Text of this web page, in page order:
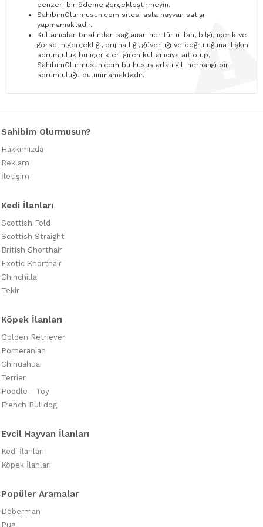
benzeri bir ödeme gerçekleştirmeyin.
SahibimOlurmusun.com sitesi asla hayvan satışı
yapmamaktadır.
Kullanıcılar tarafından sağlanan her türlü ilan, bilgi, içerik ve
görselin gerçekliği, orijinalliği, güvenliği ve doğruluğuna ilişkin
sorumluluk bu içerikleri giren kullanıcıya ait olup,
SahibimOlurmusun.com bu hususlarla ilgili herhangi bir
sorumluluğu bulunmamaktadır.
Sahibim Olurmusun?
Hakkımızda
Reklam
İletişim
Kedi İlanları
Scottish Fold
Scottish Straight
British Shorthair
Exotic Shorthair
Chinchilla
Tekir
Köpek İlanları
Golden Retriever
Pomeranian
Chihuahua
Terrier
Poodle - Toy
French Bulldog
Evcil Hayvan İlanları
Kedi İlanları
Köpek İlanları
Popüler Aramalar
Doberman
Pug